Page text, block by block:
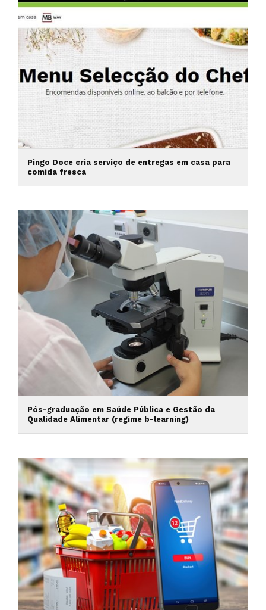
Pingo Doce cria serviço de entregas em casa para
comida fresca
Pós-graduação em Saúde Pública e Gestão da
Qualidade Alimentar (regime b-learning)